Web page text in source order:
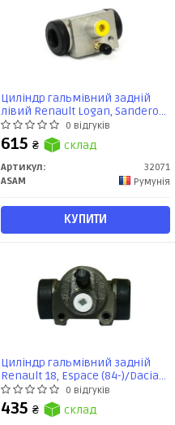
Циліндр гальмівний задній
лівий Renault Logan, Sandero
1.4i, 1.5d, 1.6i (05-) (32071) Asam
0 відгуків
615 ₴ склад
Артикул:
32071
ASAM
Румунія
КУПИТИ
Циліндр гальмівний задній
Renault 18, Espace (84-)/Dacia
Solenza, Supernova (00-) (22.2
мм) (30078) Asam
0 відгуків
435 ₴ склад